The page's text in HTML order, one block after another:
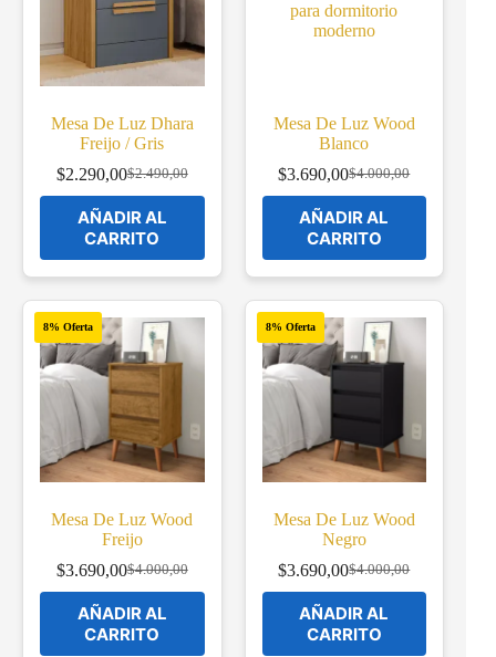
Mesa De Luz Dhara
Freijo / Gris
$2.490,00
Original
was:
$2.490,00.
$2.290,00Current
is:
$2.290,00.
AÑADIR AL
CARRITO
Mesa De Luz Wood
Blanco
$4.000,00
Original
was:
$4.000,00.
$3.690,00Current
is:
$3.690,00.
AÑADIR AL
CARRITO
8% Oferta
Mesa De Luz Wood
Freijo
$4.000,00
Original
price
was:
$4.000,00.
$3.690,00Current
price
is:
$3.690,00.
AÑADIR AL
CARRITO
8% Oferta
Mesa De Luz Wood
Negro
$4.000,00
Original
price
was:
$4.000,00.
$3.690,00Current
price
is:
$3.690,00.
AÑADIR AL
CARRITO